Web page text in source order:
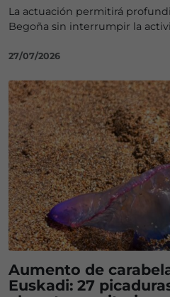
La actuación permitirá
Begoña sin interrumpir la
27/07/2026
Aumento de
Euskadi: 27